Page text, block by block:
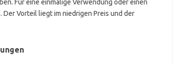
Für eine einmalige Verwendung oder einen
Vorteil liegt im niedrigen Preis und der